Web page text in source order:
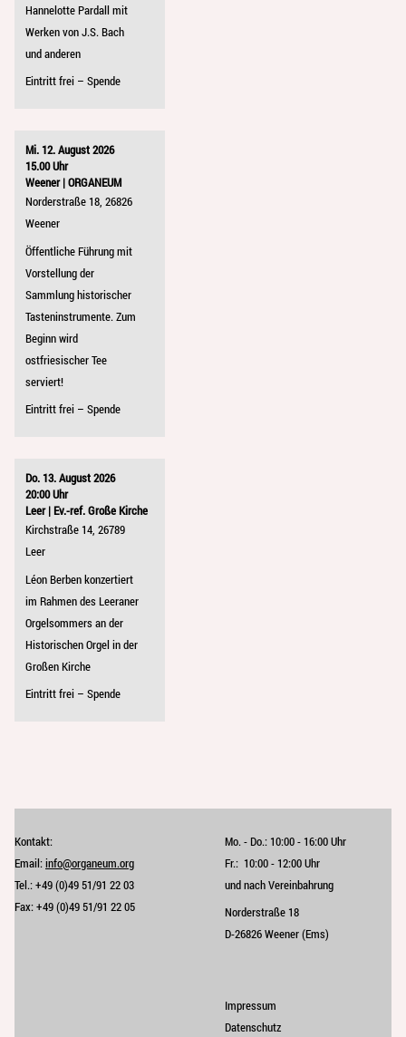
Hannelotte Pardall mit
Werken von J.S. Bach
und anderen
Eintritt frei – Spende
Mi. 12. August 2026
15.00 Uhr
Weener | ORGANEUM
Norderstraße 18, 26826
Weener
Öffentliche Führung mit
Vorstellung der
Sammlung historischer
Tasteninstrumente. Zum
Beginn wird
ostfriesischer Tee
serviert!
Eintritt frei – Spende
Do. 13. August 2026
20:00 Uhr
Leer | Ev.-ref. Große Kirche
Kirchstraße 14, 26789
Leer
Léon Berben konzertiert
im Rahmen des Leeraner
Orgelsommers an der
Historischen Orgel in der
Großen Kirche
Eintritt frei – Spende
Impressum
Datenschutz
Kontakt:
Email:info@organeum.org
Tel.:+49 (0)49 51/91 22 03
Fax:+49 (0)49 51/91 22 05
Mo. - Do.: 10:00 - 16:00 Uhr
Fr.: 10:00 - 12:00 Uhr
und nach Vereinbahrung
Norderstraße 18
D-26826 Weener (Ems)